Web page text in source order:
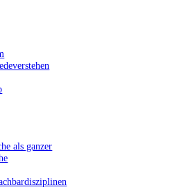
als ganzer